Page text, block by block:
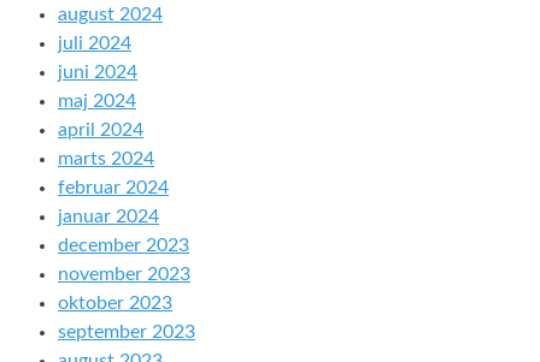
august 2024
juli 2024
juni 2024
maj 2024
april 2024
marts 2024
februar 2024
januar 2024
december 2023
november 2023
oktober 2023
september 2023